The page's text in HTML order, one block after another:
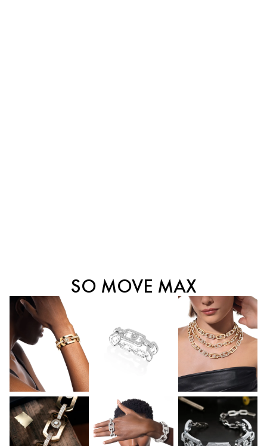
SO MOVE MAX